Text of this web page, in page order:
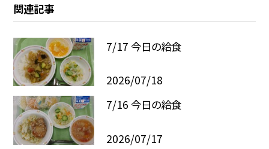
関連記事
7/17 今日の給食
2026/07/18
7/16 今日の給食
2026/07/17